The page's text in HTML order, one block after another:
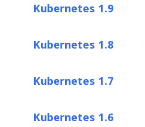
Kubernetes 1.9
Kubernetes 1.8
Kubernetes 1.7
Kubernetes 1.6